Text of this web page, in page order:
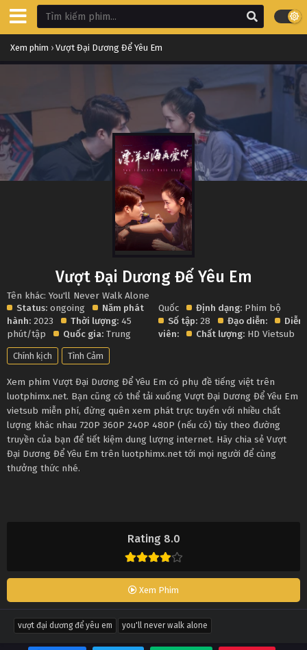
Xem phim › Vượt Đại Dương Để Yêu Em
Rating 8.0
Xem Phim
Vượt Đại Dương Để Yêu Em
Tên khác: You'll Never Walk Alone
Status: ongoing
Năm phát
hành: 2023 Thời lượng: 45
phút/tập
Quốc gia: Trung
Quốc Định dạng: Phim bộ
Số tập: 28 Đạo diễn:
Diễn
viên:
Chất lượng: HD Vietsub
Chính kịch Tình Cảm
Xem phim Vượt Đại Dương Để Yêu Em có phụ đề tiếng việt trên
luotphimx.net. Bạn cũng có thể tải xuống Vượt Đại Dương Để Yêu Em
vietsub miễn phí, đừng quên xem phát trực tuyến với nhiều chất
lượng khác nhau 720P 360P 240P 480P (nếu có) tùy theo đường
truyền của bạn để tiết kiệm dung lượng internet. Hãy chia sẻ Vượt
Đại Dương Để Yêu Em trên luotphimx.net tới mọi người để cùng
thưởng thức nhé.
vượt đại dương để yêu em you'll never walk alone